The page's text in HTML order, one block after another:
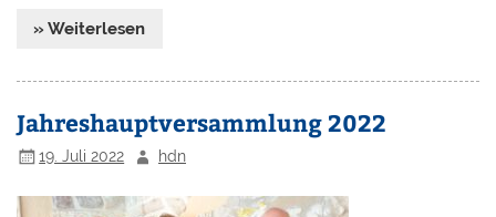
» Weiterlesen
Jahreshauptversammlung 2022
19. Juli 2022 hdn